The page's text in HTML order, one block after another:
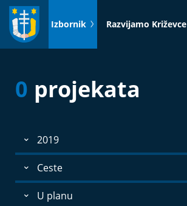
Idi
sadržaj
Izbornik Razvijamo Križevce
0 projekata
2019
Ceste
U planu